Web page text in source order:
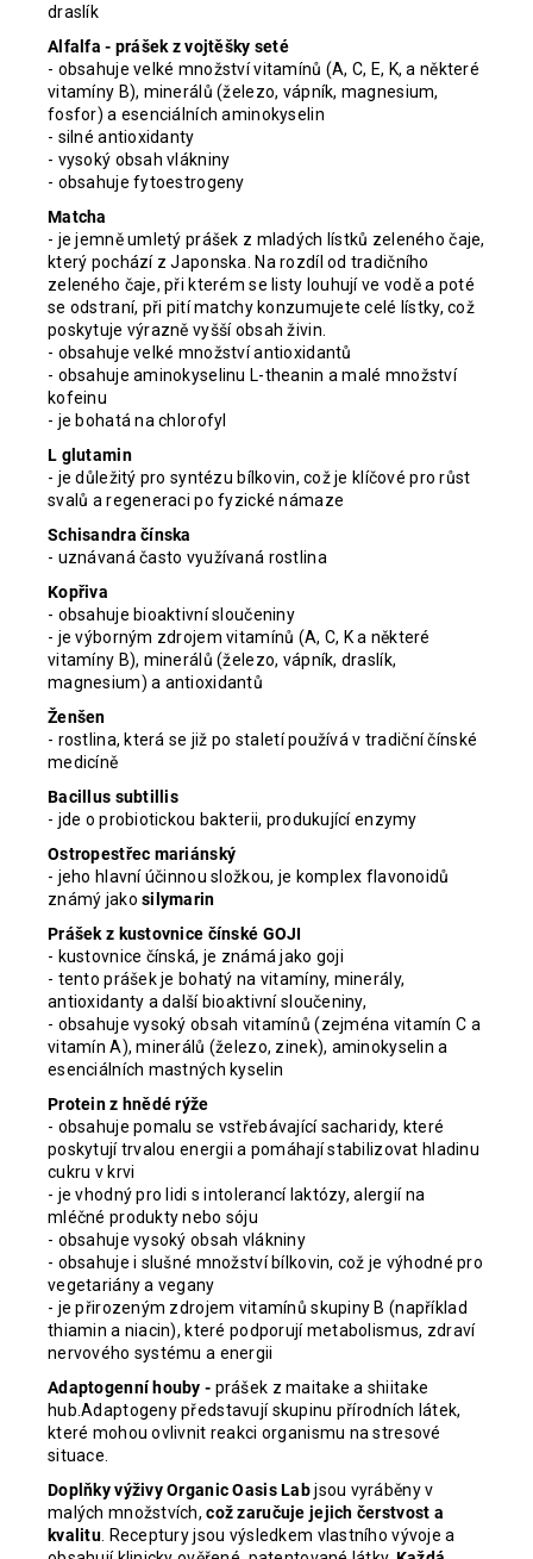
draslík
Alfalfa - prášek z vojtěšky seté
- obsahuje velké množství vitamínů (A, C, E, K, a některé
vitamíny B), minerálů (železo, vápník, magnesium,
fosfor) a esenciálních aminokyselin
- silné antioxidanty
- vysoký obsah vlákniny
- obsahuje fytoestrogeny
Matcha
- je jemně umletý prášek z mladých lístků zeleného čaje,
který pochází z Japonska. Na rozdíl od tradičního
zeleného čaje, při kterém se listy louhují ve vodě a poté
se odstraní, při pití matchy konzumujete celé lístky, což
poskytuje výrazně vyšší obsah živin.
- obsahuje velké množství antioxidantů
- obsahuje aminokyselinu L-theanin a malé množství
kofeinu
- je bohatá na chlorofyl
L glutamin
- je důležitý pro syntézu bílkovin, což je klíčové pro růst
svalů a regeneraci po fyzické námaze
Schisandra čínska
- uznávaná často využívaná rostlina
Kopřiva
- obsahuje bioaktivní sloučeniny
- je výborným zdrojem vitamínů (A, C, K a některé
vitamíny B), minerálů (železo, vápník, draslík,
magnesium) a antioxidantů
Ženšen
- rostlina, která se již po staletí používá v tradiční čínské
medicíně
Bacillus subtillis
- jde o probiotickou bakterii, produkující enzymy
Ostropestřec mariánský
- jeho hlavní účinnou složkou, je komplex flavonoidů
známý jakosilymarin
Prášek z kustovnice čínské GOJI
- kustovnice čínská, je známá jako goji
- tento prášek je bohatý na vitamíny, minerály,
antioxidanty a další bioaktivní sloučeniny,
- obsahuje vysoký obsah vitamínů (zejména vitamín C a
vitamín A), minerálů (železo, zinek), aminokyselin a
esenciálních mastných kyselin
Protein z hnědé rýže
- obsahuje pomalu se vstřebávající sacharidy, které
poskytují trvalou energii a pomáhají stabilizovat hladinu
cukru v krvi
- je vhodný pro lidi s intolerancí laktózy, alergií na
mléčné produkty nebo sóju
- obsahuje vysoký obsah vlákniny
- obsahuje i slušné množství bílkovin, což je výhodné pro
vegetariány a vegany
- je přirozeným zdrojem vitamínů skupiny B (například
thiamin a niacin), které podporují metabolismus, zdraví
nervového systému a energii
Adaptogenní houby - prášek z maitake a shiitake
hub.Adaptogeny představují skupinu přírodních látek,
které mohou ovlivnit reakci organismu na stresové
situace.
Doplňky výživy Organic Oasis Labjsou vyráběny v
malých množstvích,což zaručuje jejich čerstvost a
kvalitu. Receptury jsou výsledkem vlastního vývoje a